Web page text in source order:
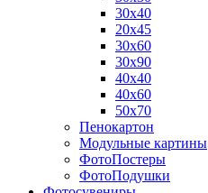
30х40
20х45
30х60
30х90
40х40
40х60
50х70
Пенокартон
Модульные картины
ФотоПостеры
ФотоПодушки